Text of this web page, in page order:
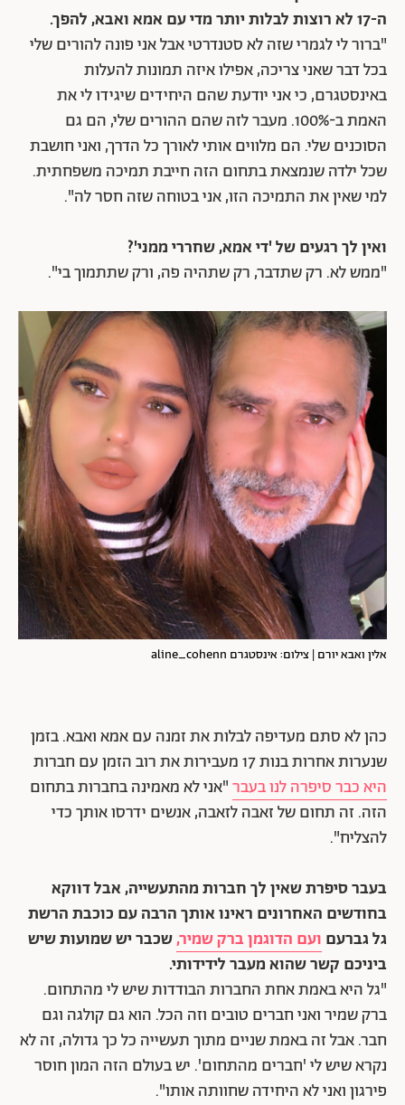
ה-17 לא רוצות לבלות יותר מדי עם אמא ואבא, להפך.
"ברור לי לגמרי שזה לא סטנדרטי אבל אני פונה להורים שלי
בכל דבר שאני צריכה, אפילו איזה תמונות להעלות
באינסטגרם, כי אני יודעת שהם היחידים שיגידו לי את
האמת ב-100%. מעבר לזה שהם ההורים שלי, הם גם
הסוכנים שלי. הם מלווים אותי לאורך כל הדרך, ואני חושבת
שכל ילדה שנמצאת בתחום הזה חייבת תמיכה משפחתית.
למי שאין את התמיכה הזו, אני בטוחה שזה חסר לה".
ואין לך רגעים של 'די אמא, שחררי ממני'?
"ממש לא. רק שתדבר, רק שתהיה פה, ורק שתתמוך בי".
אלין ואבא יורם | צילום: אינסטגרם aline_cohenn
כהן לא סתם מעדיפה לבלות את זמנה עם אמא ואבא. בזמן
שנערות אחרות בנות 17 מעבירות את רוב הזמן עם חברות
היא כבר סיפרה לנו בעבר"אני לא מאמינה בחברות בתחום
הזה. זה תחום של זאבה לזאבה, אנשים ידרסו אותך כדי
להצליח".
בעבר סיפרת שאין לך חברות מהתעשייה, אבל דווקא
בחודשים האחרונים ראינו אותך הרבה עם כוכבת הרשת
גל גברעם ועם הדוגמן ברק שמיר,שכבר יש שמועות שיש
ביניכם קשר שהוא מעבר לידידותי.
"גל היא באמת אחת החברות הבודדות שיש לי מהתחום.
ברק שמיר ואני חברים טובים וזה הכל. הוא גם קולגה וגם
חבר. אבל זה באמת שניים מתוך תעשייה כל כך גדולה, זה לא
נקרא שיש לי 'חברים מהתחום'. יש בעולם הזה המון חוסר
פירגון ואני לא היחידה שחוותה אותו".